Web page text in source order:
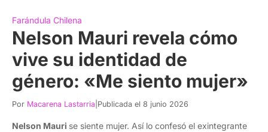
Farándula Chilena
Nelson Mauri revela cómo
vive su identidad de
género: «Me siento mujer»
Por Macarena Lastarria Publicada el 8 junio 2026
Nelson Mauri se siente mujer. Así lo confesó el exintegrante